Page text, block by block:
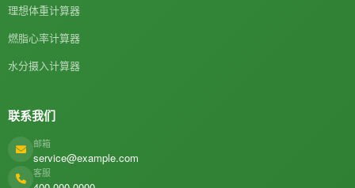
理想体重计算器
燃脂心率计算器
水分摄入计算器
联系我们
邮箱
service@example.com
客服